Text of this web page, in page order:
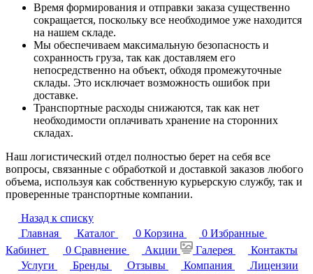
Время формирования и отправки заказа существенно
сокращается, поскольку все необходимое уже находится
на нашем складе.
Мы обеспечиваем максимальную безопасность и
сохранность груза, так как доставляем его
непосредственно на объект, обходя промежуточные
склады. Это исключает возможность ошибок при
доставке.
Транспортные расходы снижаются, так как нет
необходимости оплачивать хранение на сторонних
складах.
Наш логистический отдел полностью берет на себя все
вопросы, связанные с обработкой и доставкой заказов любого
объема, используя как собственную курьерскую службу, так и
проверенные транспортные компании.
Назад к списку
Главная
Каталог 0 Корзина 0 Избранные
Кабинет
0 Сравнение Акции Галерея
Контакты
Услуги
Бренды Отзывы Компания
Лицензии